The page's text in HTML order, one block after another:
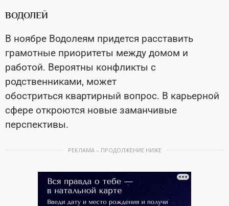
ВОДОЛЕЙ
В ноябре Водолеям придется расставить
грамотные приоритеты между домом и
работой. Вероятны конфликты с
родственниками, может
обостриться квартирный вопрос. В карьерной
сфере откроются новые заманчивые
перспективы.
РЕКЛАМА – ПРОДОЛЖЕНИЕ НИЖЕ